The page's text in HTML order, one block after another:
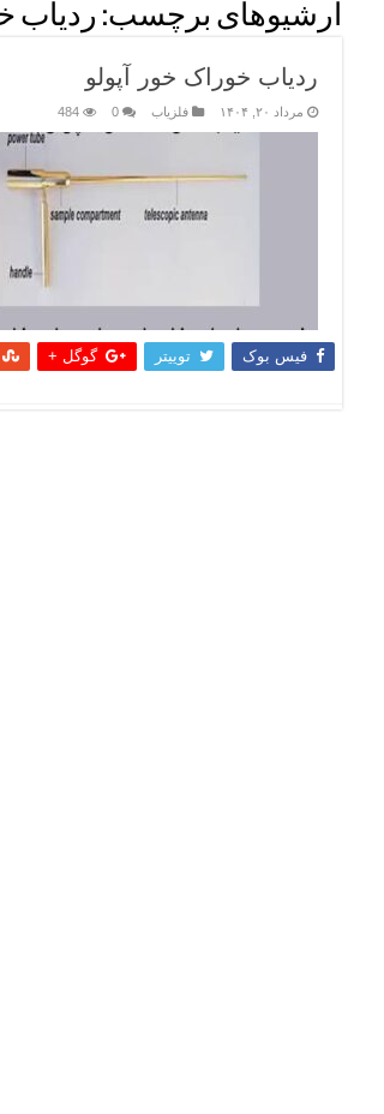
آرشیوهای برچسب: ردیاب
ردیاب خوراک خور آپولو
مرداد ۲۰, ۱۴۰۴ فلزیاب 0
484
فیس بوک توییتر گوگل +